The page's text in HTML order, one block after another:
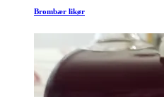
Brombær likør